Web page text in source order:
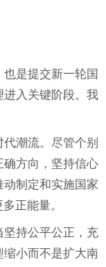
是提交新一轮国
入关键阶段。我
潮流。尽管个别
确方向，坚持信心
制定和实施国家
正能量。
持公平公正，充
小而不是扩大南